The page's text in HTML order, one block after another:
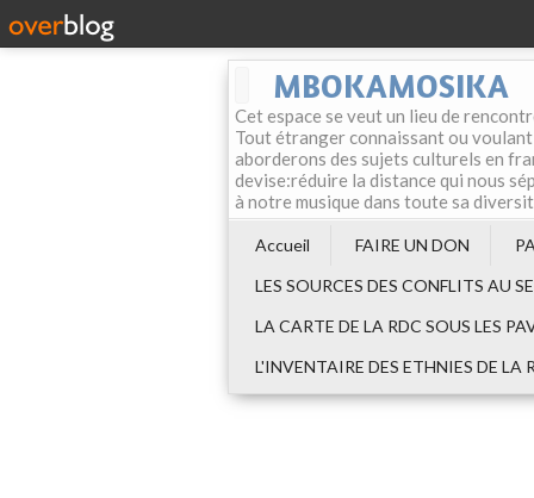
MBOKAMOSIKA
Cet espace se veut un lieu de
Tout étranger connaissant ou
aborderons des sujets culturels en
devise:réduire la distance qui nous
à notre musique dans toute sa
Accueil FAIRE UN DON
LES SOURCES DES CONFLITS AU
LA CARTE DE LA RDC SOUS LES
L'INVENTAIRE DES ETHNIES DE LA